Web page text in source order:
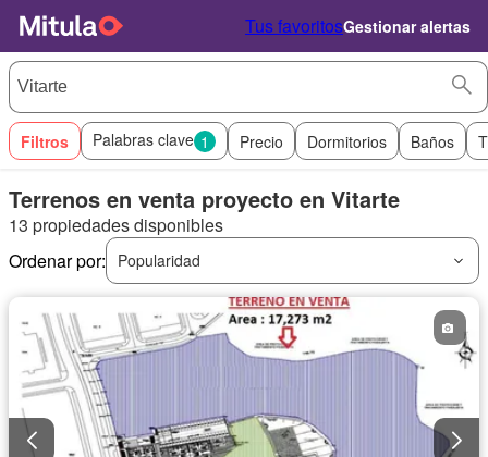
Tus favoritosGestionar alertas
Filtros Palabras clave 1 Precio Dormitorios Baños
Terrenos en venta proyecto en Vitarte
13 propiedades disponibles
Ordenar por:
Popularidad